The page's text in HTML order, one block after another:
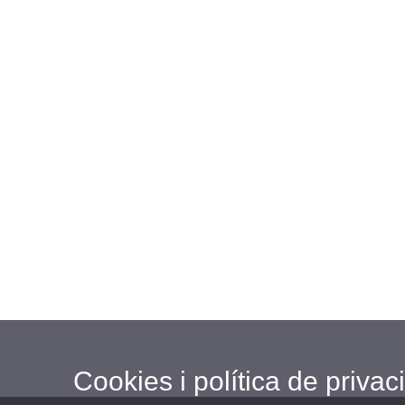
Cookies i política de